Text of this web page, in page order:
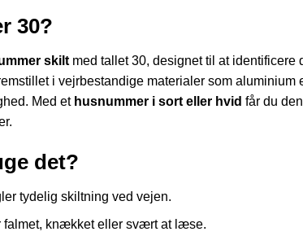
30?
skilt med tallet 30, designet til at
i vejrbestandige materialer som
Med et husnummer i sort eller hvid får du
det?
tydelig skiltning ved vejen.
falmet, knækket eller svært at læse.